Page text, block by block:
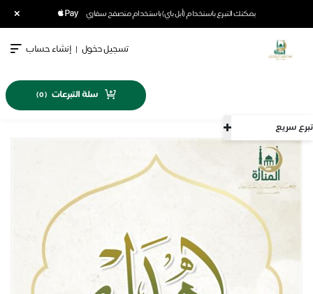
يمكنك التبرع باستخدام (أبل باي) باستخدام متصفح سفاري ×
تبرع سريع
تسجيل دخول | إنشاء حساب
سلة التبرعات (
0
)